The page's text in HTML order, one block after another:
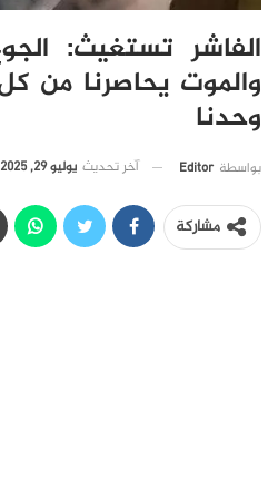
الفاشر تستغيث:
والموت يحاصرنا من
وحدنا
بواسطة Editor آخر تحديث يوليو 29, 2025
مشاركة